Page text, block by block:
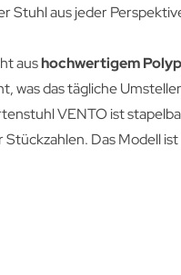
Stuhl aus jeder
aushochwertigem
was das tägliche
VENTO ist
Das Modell